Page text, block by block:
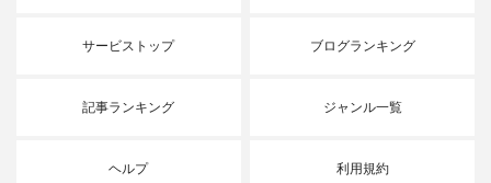
サービストップ ブログランキング
記事ランキング ジャンル一覧
ヘルプ 利用規約